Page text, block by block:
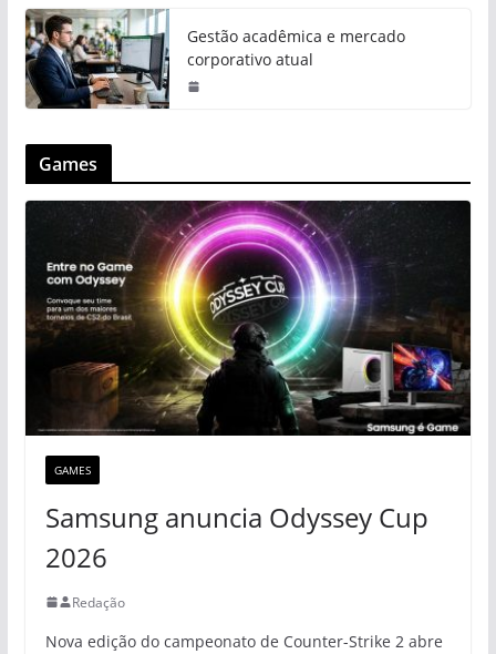
Gestão acadêmica e mercado
corporativo atual
Games
GAMES
Samsung anuncia Odyssey Cup
2026
Redação
Nova edição do campeonato de Counter-Strike 2 abre